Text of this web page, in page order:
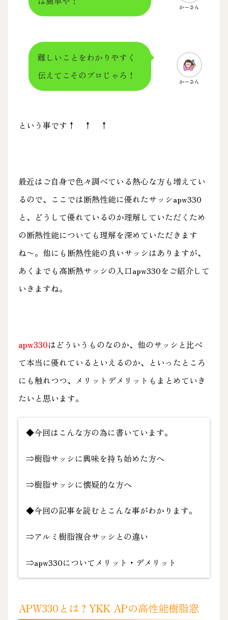
かーさん
難しいことをわかりやすく
伝えてこそのプロじゃろ！
かーさん
という事です↑ ↑ ↑
最近はご自身で色々調べている熱心な方も増えてい
るので、ここでは断熱性能に優れたサッシapw330
と、どうして優れているのか理解していただくため
の断熱性能についても理解を深めていただきます
ね〜。他にも断熱性能の良いサッシはありますが、
あくまでも高断熱サッシの入口apw330をご紹介して
いきますね。
apw330はどういうものなのか、他のサッシと比べ
て本当に優れているといえるのか、といったところ
にも触れつつ、メリットデメリットもまとめていき
たいと思います。
◆今回はこんな方の為に書いています。
⇒樹脂サッシに興味を持ち始めた方へ
⇒樹脂サッシに懐疑的な方へ
◆今回の記事を読むとこんな事がわかります。
⇒アルミ樹脂複合サッシとの違い
⇒apw330についてメリット・デメリット
APW330とは？YKK APの高性能樹脂窓